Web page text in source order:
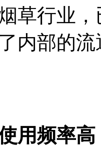
草行业
内部的
用频率高